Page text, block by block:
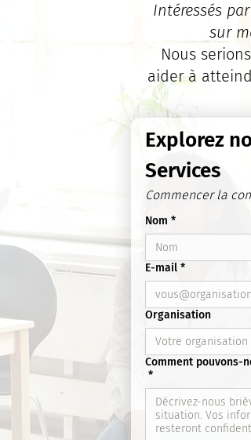
Explorez nos
Services
Commencer la
Nom *
E-mail *
Organisation
Comment pouvons-
*
Intéressés
sur
Nous
aider à